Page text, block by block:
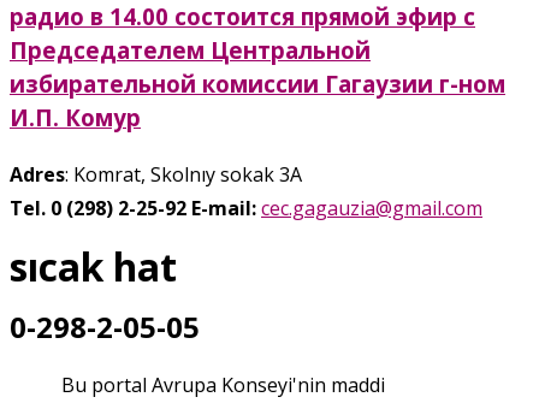
радио в 14.00 состоится прямой эфир с
Председателем Центральной
избирательной комиссии Гагаузии г-ном
И.П. Комур
Adres: Komrat, Skolnıy sokak 3A
Tel. 0 (298) 2-25-92 E-mail:cec.gagauzia@gmail.com
sıcak hat
0-298-2-05-05
Bu portal Avrupa Konseyi'nin maddi